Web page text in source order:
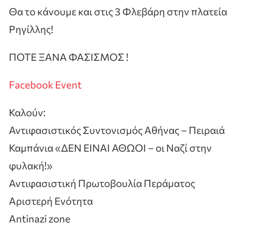
Θα το κάνουμε και στις 3 Φλεβάρη στην πλατεία
Ρηγίλλης!
ΠΟΤΕ ΞΑΝΑ ΦΑΣΙΣΜΟΣ !
Facebook Event
Καλούν:
Αντιφασιστικός Συντονισμός Αθήνας – Πειραιά
Καμπάνια «ΔΕΝ ΕΙΝΑΙ ΑΘΩΟΙ – οι Ναζί στην
φυλακή!»
Αντιφασιστική Πρωτοβουλία Περάματος
Αριστερή Ενότητα
Antinazi zone